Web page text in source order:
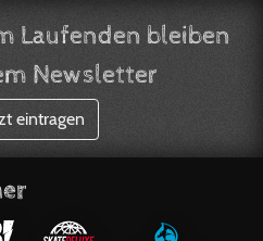
Laufenden bleiben
Newsletter
eintragen